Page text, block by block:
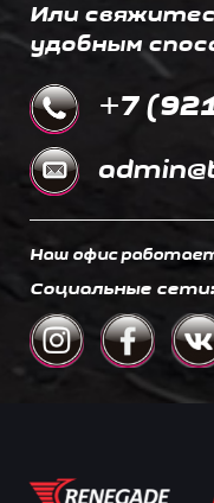
Или
удобным
+7
Наш офис
Социальные сети: